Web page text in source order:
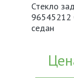
Стекло
96545212
седан